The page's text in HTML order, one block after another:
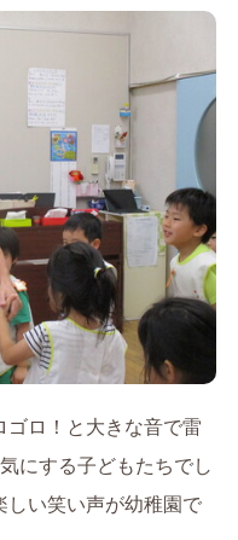
ゴロ！と大きな音で雷
にする子どもたちでし
しい笑い声が幼稚園で